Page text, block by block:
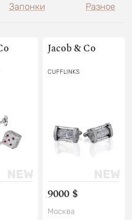
Запонки Разное
Jacob & Co
CUFFLINKS
9000 $
Москва